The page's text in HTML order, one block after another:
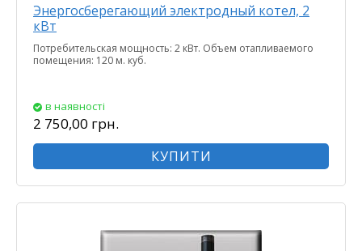
Энергосберегающий электродный котел, 2
кВт
Потребительская мощность: 2 кВт. Объем отапливаемого
помещения: 120 м. куб.
в наявності
2 750,00 грн.
КУПИТИ